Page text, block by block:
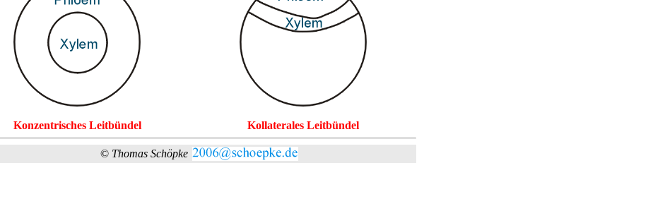
Konzentrisches Leitbündel Kollaterales Leitbündel
© Thomas Schöpke